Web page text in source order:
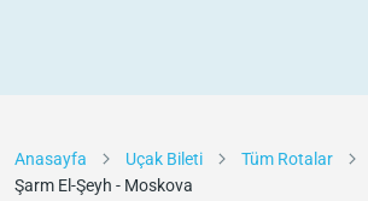
Anasayfa Uçak Bileti
Tüm Rotalar
Şarm El-Şeyh - Moskova